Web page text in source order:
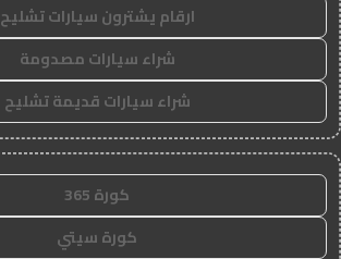
ارقام يشترون سيارات تشليح
شراء سيارات مصدومة
شراء سيارات قديمة تشليح
كورة 365
كورة سيتي